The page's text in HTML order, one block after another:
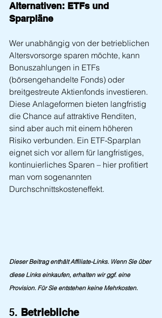
Alternativen: ETFs und
Sparpläne
Wer unabhängig von der betrieblichen
Altersvorsorge sparen möchte, kann
Bonuszahlungen in ETFs
(börsengehandelte Fonds) oder
breitgestreute Aktienfonds investieren.
Diese Anlageformen bieten langfristig
die Chance auf attraktive Renditen,
sind aber auch mit einem höheren
Risiko verbunden. Ein ETF-Sparplan
eignet sich vor allem für langfristiges,
kontinuierliches Sparen – hier profitiert
man vom sogenannten
Durchschnittskosteneffekt.
Dieser Beitrag enthält Affiliate-Links. Wenn Sie über
diese Links einkaufen, erhalten wir ggf. eine
Provision. Für Sie entstehen keine Mehrkosten.
5. Betriebliche